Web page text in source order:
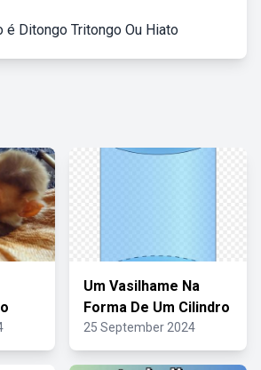
é Ditongo Tritongo Ou Hiato
Um Vasilhame Na
Forma De Um Cilindro
25 September 2024